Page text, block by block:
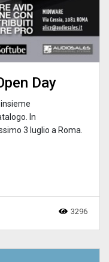
Day
In
3 luglio a Roma.
3296